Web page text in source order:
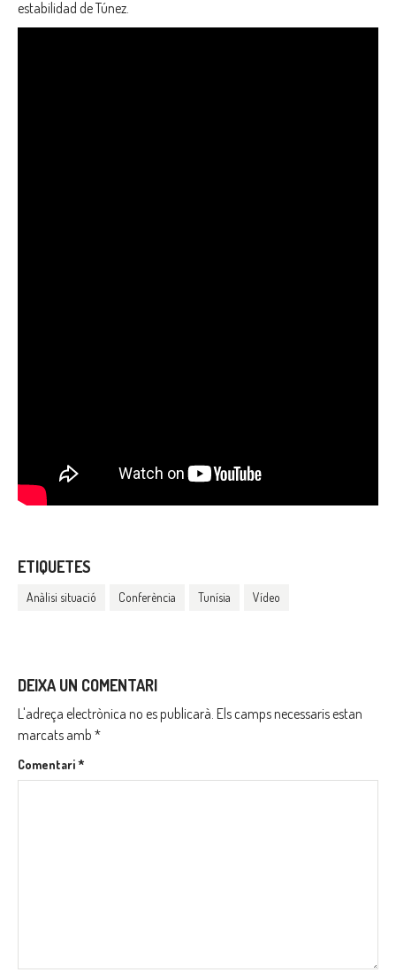
estabilidad de Túnez.
ETIQUETES
Anàlisi situació Conferència Tunísia Vídeo
DEIXA UN COMENTARI
L'adreça electrònica no es publicarà. Els camps necessaris estan
marcats amb *
Comentari*